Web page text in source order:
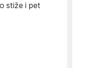
stiže i pet